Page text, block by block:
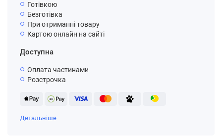
Готівкою
Безготівка
При отриманні товару
Картою онлайн на сайті
Доступна
Оплата частинами
Розстрочка
Детальніше